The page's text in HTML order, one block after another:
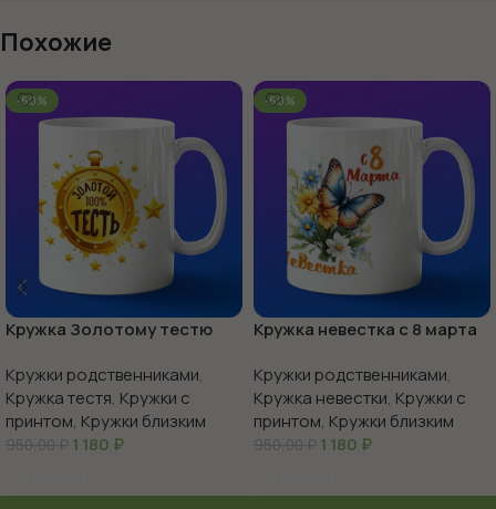
Похожие
-60%
Кружка Золотому тестю
Кружки родственниками,
Кружка тестя, Кружки с
принтом, Кружки близким
950,00₽ 1 180 ₽
-60%
Кружка невестка с 8 марта
Кружки родственниками,
Кружка невестки, Кружки с
принтом, Кружки близким
950,00₽ 1 180 ₽